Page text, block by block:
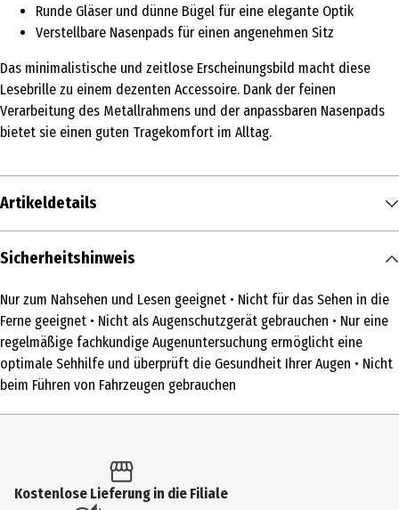
Runde Gläser und dünne Bügel für eine elegante Optik
Verstellbare Nasenpads für einen angenehmen Sitz
Das minimalistische und zeitlose Erscheinungsbild macht diese
Lesebrille zu einem dezenten Accessoire. Dank der feinen
Verarbeitung des Metallrahmens und der anpassbaren Nasenpads
bietet sie einen guten Tragekomfort im Alltag.
Artikeldetails
Inhalt
Medizinprodukt
Ja
Produkttyp
Materialdetails
Sicherheitshinweis
Nur zum Nahsehen und Lesen geeignet • Nicht für das Sehen in die
Ferne geeignet • Nicht als Augenschutzgerät gebrauchen • Nur eine
regelmäßige fachkundige Augenuntersuchung ermöglicht eine
optimale Sehhilfe und überprüft die Gesundheit Ihrer Augen • Nicht
beim Führen von Fahrzeugen gebrauchen
Kostenlose Lieferung in die Filiale